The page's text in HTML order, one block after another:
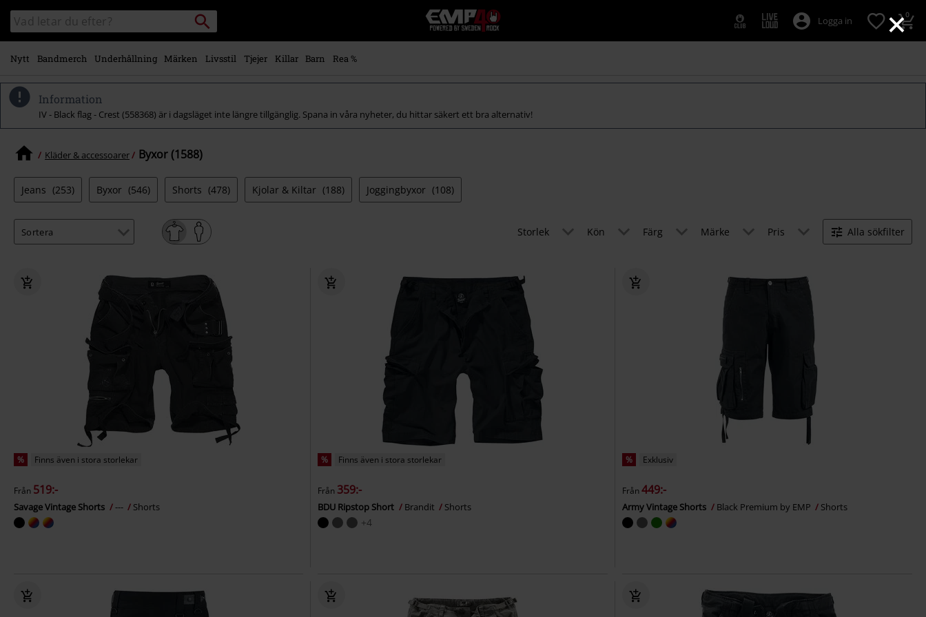
×
Gå till
huvudinnehåll
Sök
i
katalogen
Sök
EMP
-
Musik,
&
Logga in 0
Nytt Bandmerch Underhållning Märken Livsstil Tjejer Killar Barn Rea %
Information
IV - Black flag - Crest (558368) är i dagsläget inte längre tillgänglig. Spana in våra nyheter, du hittar säkert ett bra alternativ!
Kläder & accessoarer Byxor (1588)
Jeans (253) Byxor (546) Shorts (478) Kjolar & Kiltar (188) Joggingbyxor (108)
Storlek Kön Färg Märke Pris Alla sökfilter
% Finns även i stora storlekar
Från 519:-
Savage Vintage Shorts --- Shorts
% Finns även i stora storlekar
Från 359:-
BDU Ripstop Short Brandit Shorts
+4
% Exklusiv
Från449:-
Army Vintage Shorts Black Premium by EMP Shorts